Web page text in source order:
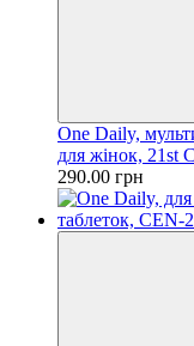
One Daily,
для жінок, 21st
290.00 грн